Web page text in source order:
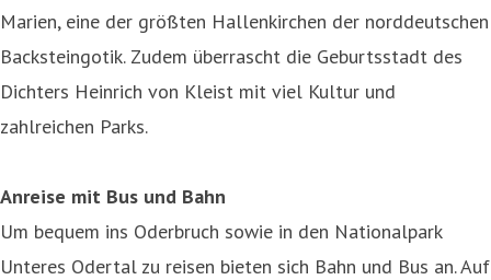
Marien, eine der größten Hallenkirchen der norddeutschen
Backsteingotik. Zudem überrascht die Geburtsstadt des
Dichters Heinrich von Kleist mit viel Kultur und
zahlreichen Parks.
Anreise mit Bus und Bahn
Um bequem ins Oderbruch sowie in den Nationalpark
Unteres Odertal zu reisen bieten sich Bahn und Bus an. Auf